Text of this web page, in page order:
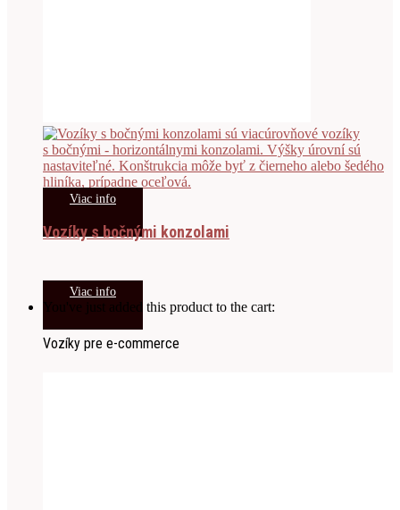
Viac info
Vozíky s bočnými konzolami
Viac info
You've just added this product to the cart:
Vozíky pre e-commerce